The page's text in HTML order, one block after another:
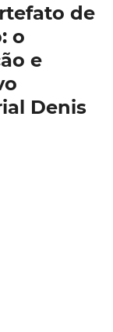
de
o
e
Denis